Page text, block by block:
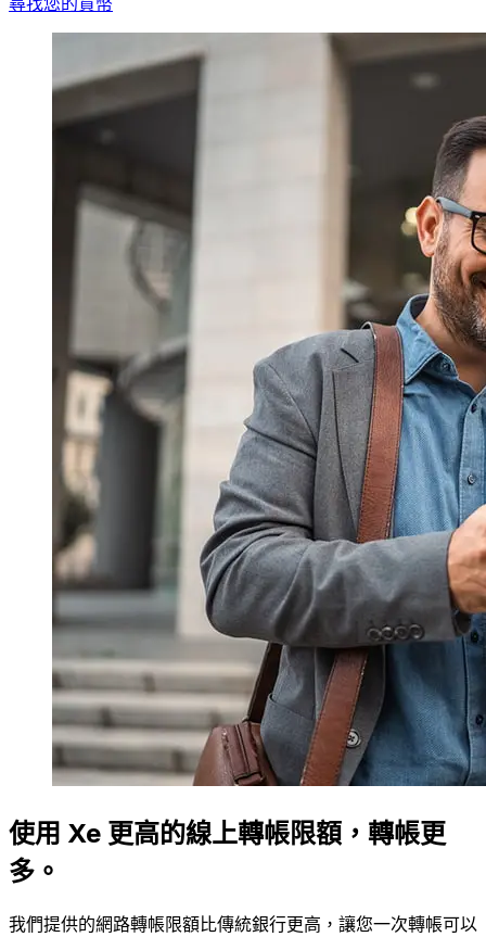
使用 Xe 更高的線上轉帳限額，轉帳更
多。
我們提供的網路轉帳限額比傳統銀行更高，讓您一次轉帳可以